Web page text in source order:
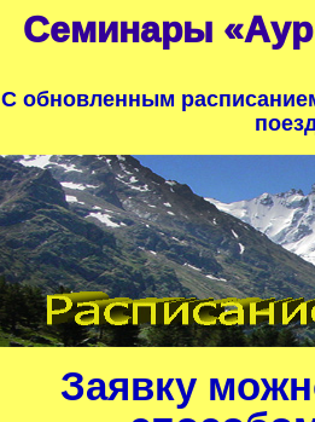
Семинары
С обновленным
Заявку